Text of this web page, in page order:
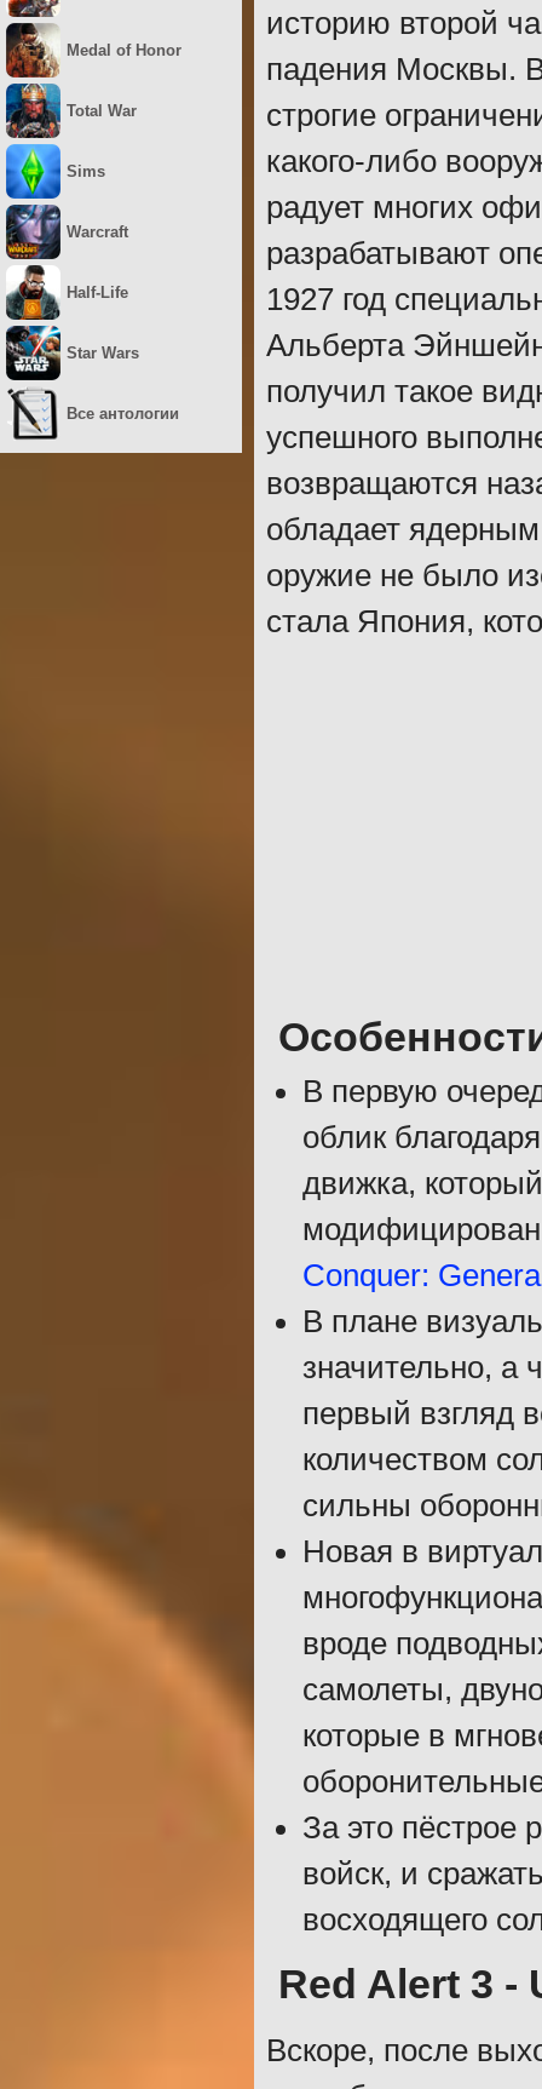
историю второй
падения Москвы.
строгие
какого-либо
радует многих
разрабатывают
1927 год
Альберта
получил такое
успешного
возвращаются
обладает
оружие не было
стала Япония,
В первую
облик
движка,
Conquer:
В плане
значительно, а
первый взгляд
количеством
сильны
Новая в
вроде
самолеты,
которые в
За это пёстрое
войск, и
восходящего
Red Alert 3 -
Вскоре, после
Medal of Honor
Total War
Sims
Warcraft
Half-Life
Star Wars
Все антологии